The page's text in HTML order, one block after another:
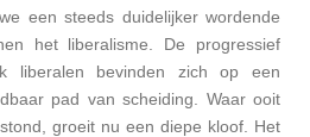
een steeds duidelijker wordende
het liberalisme. De progressief
liberalen bevinden zich op een
pad van scheiding. Waar ooit
groeit nu een diepe kloof. Het